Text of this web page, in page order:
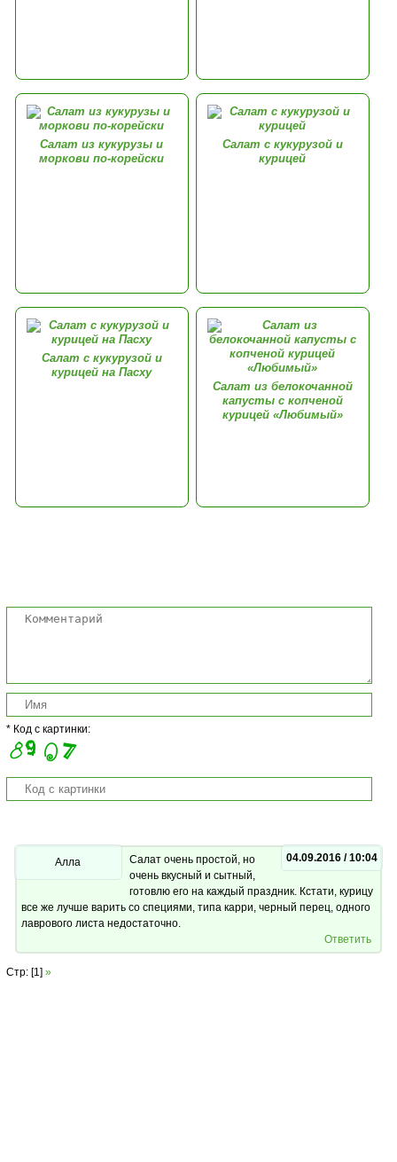
Салат из кукурузы и
моркови по-корейски
Салат с кукурузой и
курицей
Салат с кукурузой и
курицей на Пасху
Салат из белокочанной
капусты с копченой
курицей «Любимый»
* Код с картинки:
04.09.2016 / 10:04
Алла
Салат очень простой, но
очень вкусный и сытный,
готовлю его на каждый праздник. Кстати, курицу
все же лучше варить со специями, типа карри, черный перец, одного
лаврового листа недостаточно.
Ответить
Стр: [1] »